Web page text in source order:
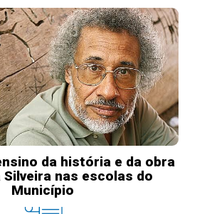
da história e da obra
Silveira nas escolas do
Município